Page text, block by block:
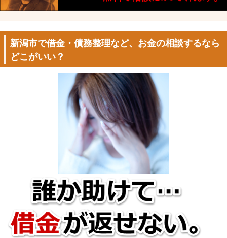
新潟市で借金・債務整理など、お金の相談するなら
どこがいい？